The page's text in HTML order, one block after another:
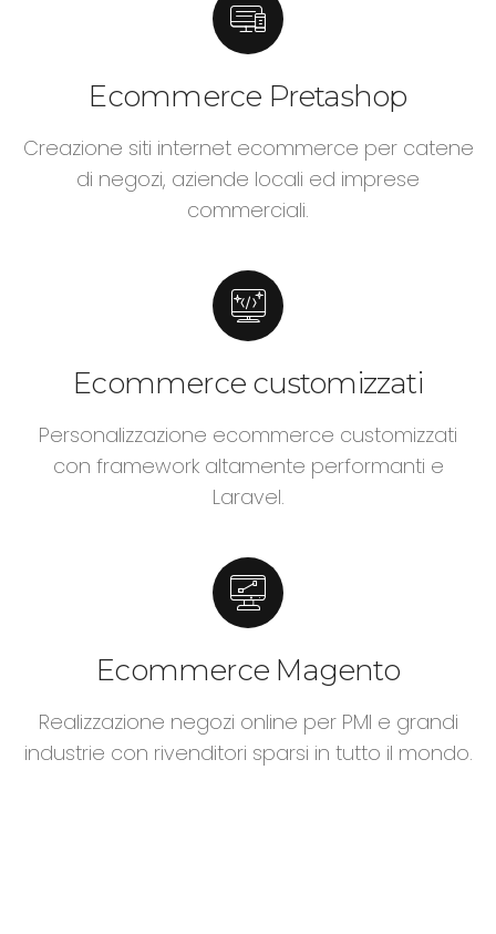
Ecommerce Pretashop
Creazione siti internet ecommerce per catene
di negozi, aziende locali ed imprese
commerciali.
Ecommerce customizzati
Personalizzazione ecommerce customizzati
con framework altamente performanti e
Laravel.
Ecommerce Magento
Realizzazione negozi online per PMI e grandi
industrie con rivenditori sparsi in tutto il mondo.